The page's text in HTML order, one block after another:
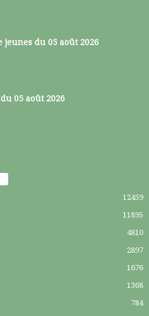
jeunes du 05 août 2026
05 août 2026
12459
11895
4810
2897
1676
1368
784